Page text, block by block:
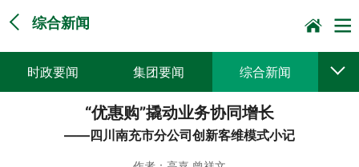
综合新闻
时政要闻 集团要闻 综合新闻
党建动态 普遍服务
“优惠购”撬动业务协同增长
——四川南充市分公司创新客维模式小记